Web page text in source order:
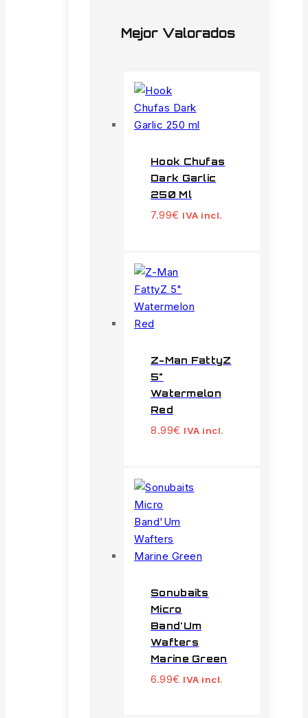
Mejor Valorados
Hook Chufas
Dark Garlic
250 Ml
7.99€ IVA incl.
Z-Man FattyZ
5"
Watermelon
Red
8.99€ IVA incl.
Sonubaits
Micro
Band'Um
Wafters
Marine Green
6.99€ IVA incl.